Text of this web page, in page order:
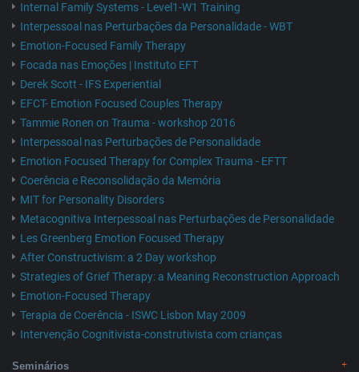
Internal Family Systems - Level1-W1 Training
Interpessoal nas Perturbações da Personalidade - WBT
Emotion-Focused Family Therapy
Focada nas Emoções | Instituto EFT
Derek Scott - IFS Experiential
EFCT- Emotion Focused Couples Therapy
Tammie Ronen on Trauma - workshop 2016
Interpessoal nas Perturbações de Personalidade
Emotion Focused Therapy for Complex Trauma - EFTT
Coerência e Reconsolidação da Memória
MIT for Personality Disorders
Metacognitiva Interpessoal nas Perturbações de Personalidade
Les Greenberg Emotion Focused Therapy
After Constructivism: a 2 Day workshop
Strategies of Grief Therapy: a Meaning Reconstruction Approach
Emotion-Focused Therapy
Terapia de Coerência - ISWC Lisbon May 2009
Intervenção Cognitivista-construtivista com crianças
Seminários